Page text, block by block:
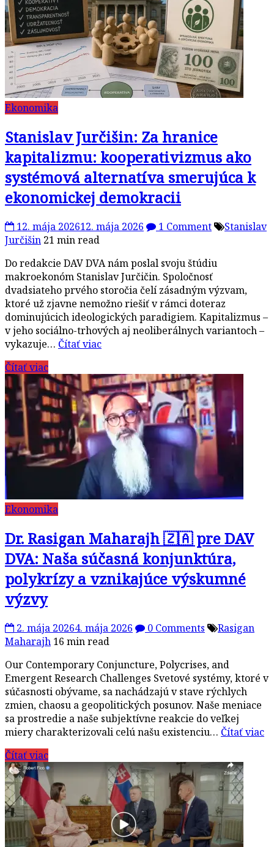
Ekonomika
Stanislav Jurčišin: Za hranice
kapitalizmu: kooperativizmus ako
systémová alternatíva smerujúca k
ekonomickej demokracii
12. mája 202612. mája 2026 1 Comment
Stanislav
Jurčišin 21 min read
Do redakcie DAV DVA nám poslal svoju štúdiu
makroekonóm Stanislav Jurčičin. Spoločnosť
dvadsiateho prvého storočia čelí zásadným výzvam,
ktoré už zjavne nemožno riešiť v rámci doteraz
dominujúcich ideologických paradigiem. Kapitalizmus –
v jeho sociálno-trhových aj neoliberálnych variantoch –
vykazuje… Čítať viac
Čítať viac
Ekonomika
Dr. Rasigan Maharajh 🇿🇦 pre DAV
DVA: Naša súčasná konjunktúra,
polykrízy a vznikajúce výskumné
výzvy
2. mája 20264. mája 2026 0 Comments
Rasigan
Maharajh 16 min read
Our Contemporary Conjuncture, Polycrises, and
Emergent Research Challenges Svetové systémy, ktoré v
súčasnosti obývame, sa nachádzajú v stave rýchlych
zmien, chaosu a geopolitických posunov. Naše meniace
sa prostredie a naše subjektívne reakcie do veľkej
miery charakterizovali celú našu existenciu… Čítať viac
Čítať viac